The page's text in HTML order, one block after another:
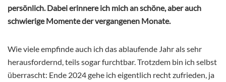
persönlich. Dabei erinnere ich mich an schöne, aber auch
schwierige Momente der vergangenen Monate.
Wie viele empfinde auch ich das ablaufende Jahr als sehr
herausfordernd, teils sogar furchtbar. Trotzdem bin ich selbst
überrascht: Ende 2024 gehe ich eigentlich recht zufrieden, ja